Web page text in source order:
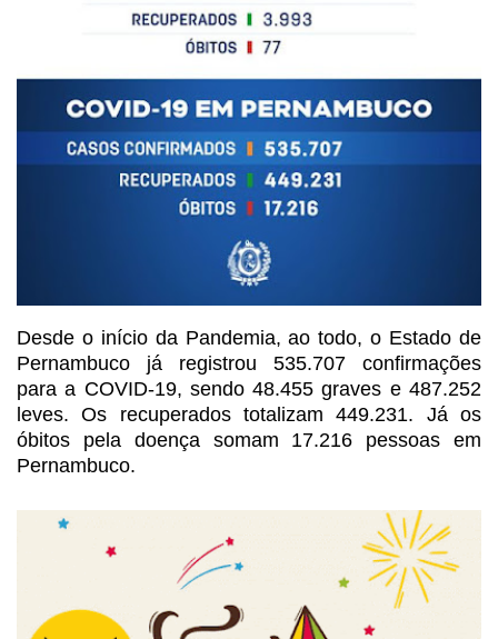
Desde o início da Pandemia, ao todo, o Estado de
Pernambuco já registrou 535.707 confirmações
para a COVID-19, sendo 48.455 graves e 487.252
leves. Os recuperados totalizam 449.231. Já os
óbitos pela doença somam 17.216 pessoas em
Pernambuco.